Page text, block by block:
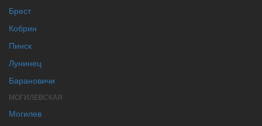
Брест
Кобрин
Пинск
Лунинец
Барановичи
МОГИЛЕВСКАЯ
Могилев